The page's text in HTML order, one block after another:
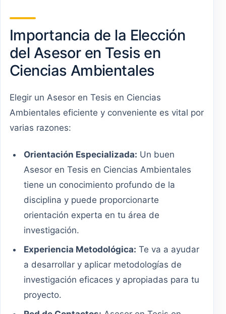
Importancia de la Elección
del Asesor en Tesis en
Ciencias Ambientales
Elegir un Asesor en Tesis en Ciencias
Ambientales eficiente y conveniente es vital por
varias razones:
Orientación Especializada: Un buen
Asesor en Tesis en Ciencias Ambientales
tiene un conocimiento profundo de la
disciplina y puede proporcionarte
orientación experta en tu área de
investigación.
Experiencia Metodológica: Te va a ayudar
a desarrollar y aplicar metodologías de
investigación eficaces y apropiadas para tu
proyecto.